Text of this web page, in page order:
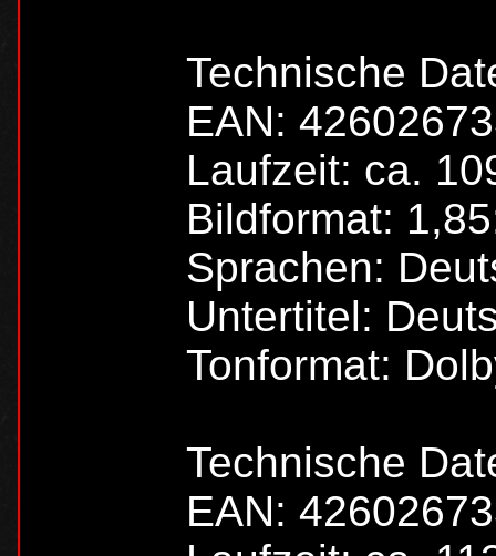
Technische
EAN:
Laufzeit: ca.
Bildformat:
Sprachen:
Untertitel:
Tonformat:
Technische
EAN: